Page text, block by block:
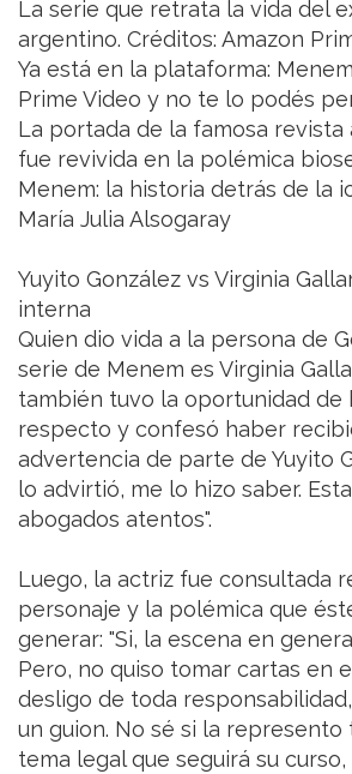
La serie que retrata la vida del
argentino. Créditos: Amazon
Ya está en la plataforma:
Prime Video y no te lo podés
La portada de la famosa revista
fue revivida en la polémica
Menem: la historia detrás de la
María Julia Alsogaray
Yuyito González vs Virginia
interna
Quien dio vida a la persona de
serie de Menem es Virginia
también tuvo la oportunidad de
respecto y confesó haber
advertencia de parte de Yuyito
lo advirtió, me lo hizo saber.
abogados atentos".
Luego, la actriz fue consultada
personaje y la polémica que
generar: "Si, la escena en
Pero, no quiso tomar cartas en
desligo de toda
un guion. No sé si la represento
tema legal que seguirá su